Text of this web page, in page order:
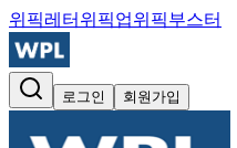
위픽레터 위픽업위픽부스터
로그인 회원가입